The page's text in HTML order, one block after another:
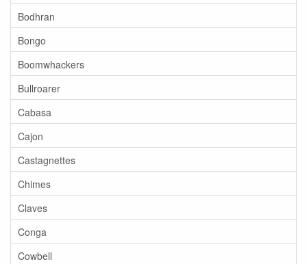
Bodhran
Bongo
Boomwhackers
Bullroarer
Cabasa
Cajon
Castagnettes
Chimes
Claves
Conga
Cowbell